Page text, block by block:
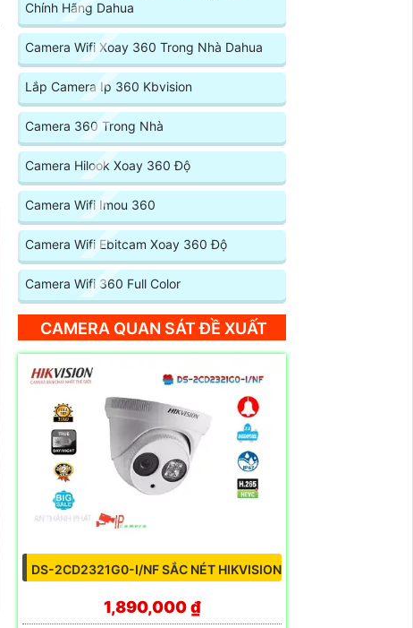
Chính Hãng Dahua
Camera Wifi Xoay 360 Trong Nhà Dahua
Lắp Camera Ip 360 Kbvision
Camera 360 Trong Nhà
Camera Hilook Xoay 360 Độ
Camera Wifi Imou 360
Camera Wifi Ebitcam Xoay 360 Độ
Camera Wifi 360 Full Color
CAMERA QUAN SÁT ĐỀ XUẤT
DS-2CD2321G0-I/NF SẮC NÉT HIKVISION
1,890,000 ₫